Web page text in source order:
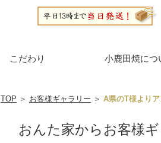
こだわり 小鹿田焼につ
TOP ＞ お客様ギャラリー ＞ A県のT様より
おんた家からお客様